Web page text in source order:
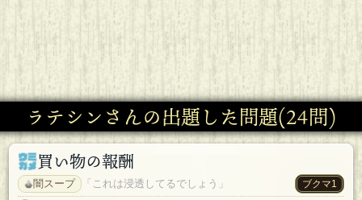
ラテシンさんの出題した問題(24問)
買い物の報酬
闇スープ 「これは浸透してるでしょう」 ブクマ1